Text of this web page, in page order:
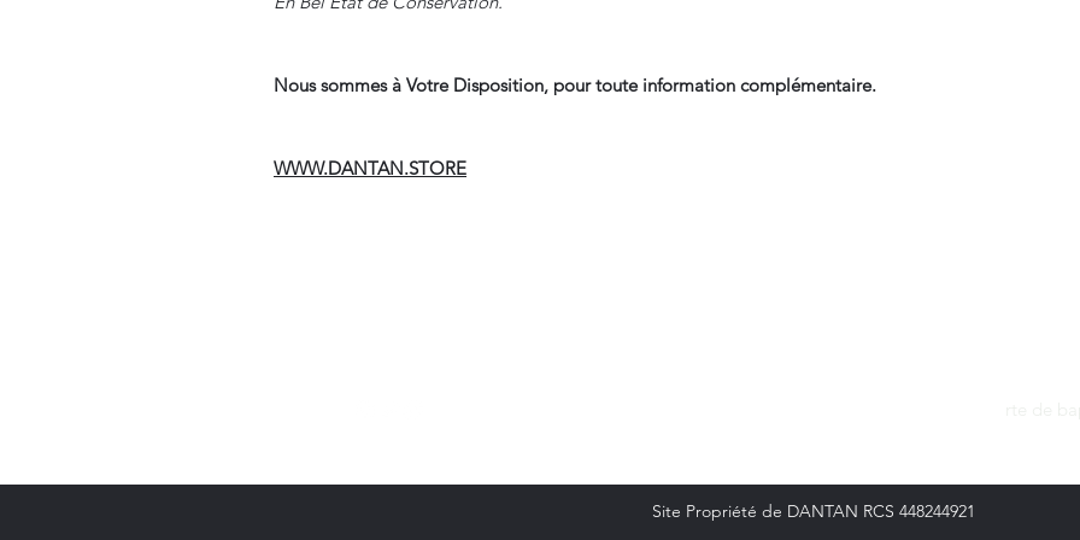
Nous sommes à Votre Disposition, pour toute information complémentaire.
WWW.DANTAN.STORE
Site Propriété de DANTAN RCS 448244921